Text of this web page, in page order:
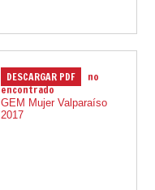
17.12.2021
DESCARGAR PDF
no
encontrado
GEM Mujer Valparaíso
2017